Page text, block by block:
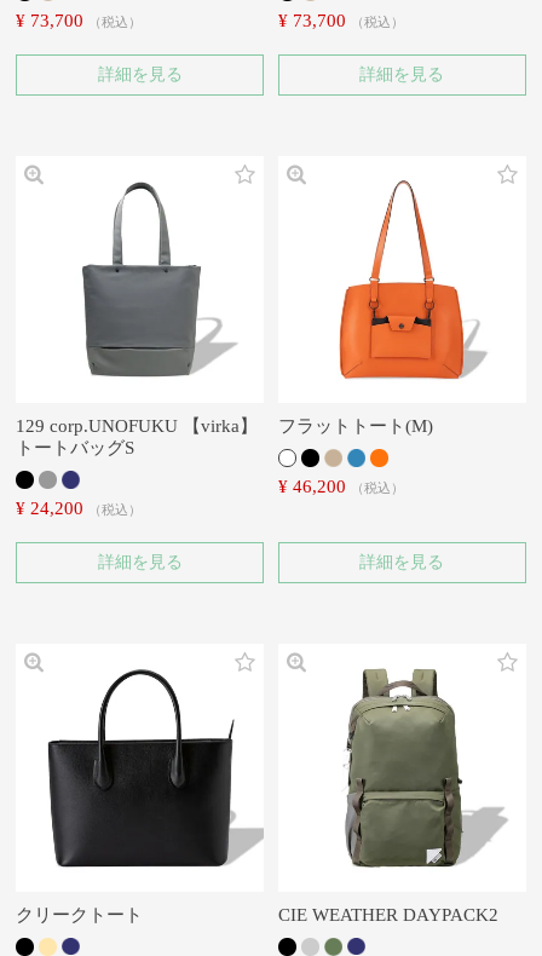
¥ 73,700 税込
詳細を見る
¥ 73,700 税込
詳細を見る
129 corp.UNOFUKU 【virka】
トートバッグS
¥ 24,200 税込
詳細を見る
フラットトート(M)
¥ 46,200 税込
詳細を見る
クリークトート CIE WEATHER DAYPACK2